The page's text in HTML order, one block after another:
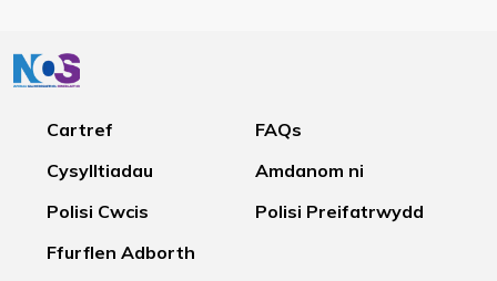
Cartref
FAQs
Cysylltiadau
Amdanom ni
Polisi Cwcis
Polisi Preifatrwydd
Ffurflen Adborth